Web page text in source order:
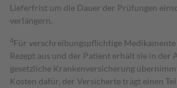
Lieferfrist um die Dauer der Prüfungen
verlängern.
4Für verschreibungspflichtige
Rezept aus und der Patient erhält sie in der
gesetzliche Krankenversicherung
Kosten dafür, der Versicherte trägt einen